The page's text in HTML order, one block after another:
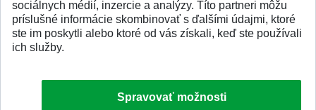
sociálnych médií, inzercie a analýzy. Títo partneri môžu
príslušné informácie skombinovať s ďalšími údajmi, ktoré
ste im poskytli alebo ktoré od vás získali, keď ste používali
ich služby.
Spravovať možnosti